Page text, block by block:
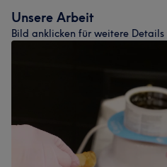
Unsere Arbeit
Bild anklicken für weitere Details